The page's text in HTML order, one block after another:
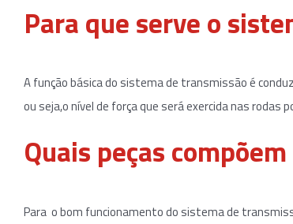
Para que serve o
A função básica do sistema de transmissão é
ou seja,o nível de força que será exercida nas rodas
Quais peças
Para o bom funcionamento do sistema de